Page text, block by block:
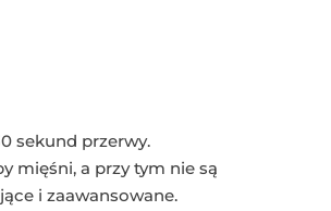
sekund przerwy.
mięśni, a przy tym nie są
i zaawansowane.